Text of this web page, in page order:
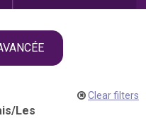
/Les
Clear filters